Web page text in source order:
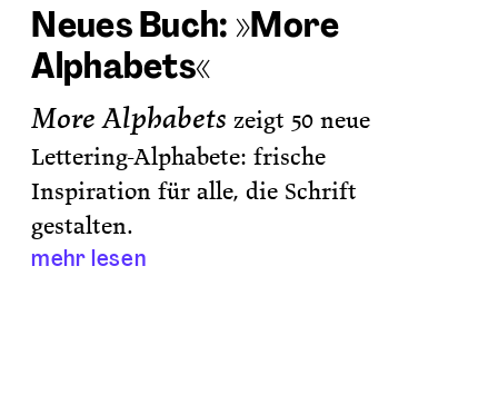
Neues Buch: »More
Alphabets«
More Alphabetszeigt 50 neue
Lettering-Alphabete: frische
Inspirationfür alle, die Schrift
gestalten.
mehr lesen